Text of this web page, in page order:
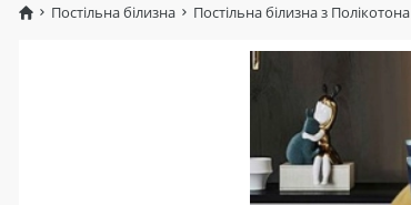
Постільна білизна Постільна білизна з Полікотона